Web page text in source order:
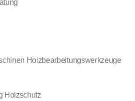
Holzbearbeitungswerkzeuge
Holzschutz